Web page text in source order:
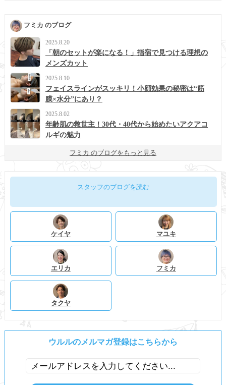
フミカ のブログ
2025.8.20
「朝のセットが楽になる！」指宿で見つける理想の
メンズカット
2025.8.10
フェイスラインがスッキリ！小顔効果の秘密は“筋
膜×水分”にあり？
2025.8.02
年齢肌の救世主！30代・40代から始めたいアクアコ
ルギの魅力
フミカ のブログをもっと見る
スタッフのブログを読む
ケイヤ マユキ
エリカ フミカ
タクヤ
ウルルのメルマガ登録はこちらから